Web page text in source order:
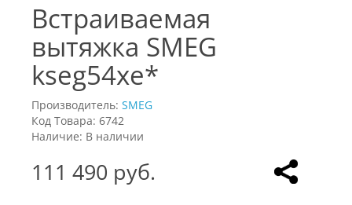
Встраиваемая
вытяжка SMEG
kseg54xe*
Производитель: SMEG
Код Товара: 6742
Наличие: В наличии
111 490 руб.